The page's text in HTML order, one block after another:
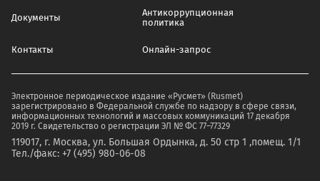
Документы
Антикоррупционная
политика
Контакты Онлайн-запрос
Электронное периодическое издание «Русмет» (Rusmet)
зарегистрировано в Федеральной службе по надзору в сфере связи,
информационных технологий и массовых коммуникаций 17 декабря
2019 г. Свидетельство о регистрации ЭЛ № ФС 77–77329
119017, г. Москва, ул. Большая Ордынка, д. 50 стр 1 ,помещ. 1/1
Тел./факс: +7 (495) 980-06-08